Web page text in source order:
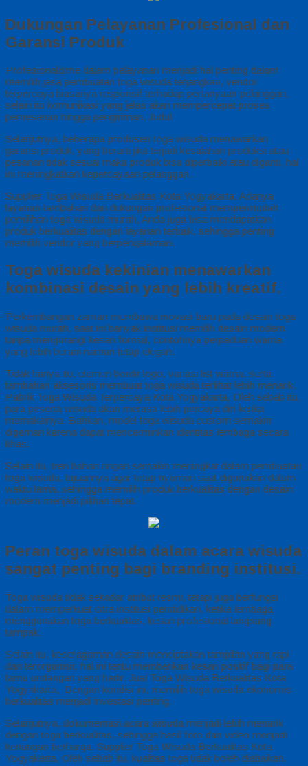
Dukungan Pelayanan Profesional dan
Garansi Produk
Profesionalisme dalam pelayanan menjadi hal penting dalam
memilih jasa pembuatan toga wisuda terjangkau, vendor
terpercaya biasanya responsif terhadap pertanyaan pelanggan,
selain itu komunikasi yang jelas akan mempercepat proses
pemesanan hingga pengiriman. Judul
Selanjutnya, beberapa produsen toga wisuda menawarkan
garansi produk, yang berarti jika terjadi kesalahan produksi atau
pesanan tidak sesuai maka produk bisa diperbaiki atau diganti, hal
ini meningkatkan kepercayaan pelanggan.
Supplier Toga Wisuda Berkualitas Kota Yogyakarta, Adanya
layanan tambahan dan dukungan profesional mempermudah
pemilihan toga wisuda murah, Anda juga bisa mendapatkan
produk berkualitas dengan layanan terbaik, sehingga penting
memilih vendor yang berpengalaman.
Toga wisuda kekinian menawarkan
kombinasi desain yang lebih kreatif.
Perkembangan zaman membawa inovasi baru pada desain toga
wisuda murah, saat ini banyak institusi memilih desain modern
tanpa mengurangi kesan formal, contohnya perpaduan warna
yang lebih berani namun tetap elegan.
Tidak hanya itu, elemen bordir logo, variasi list warna, serta
tambahan aksesoris membuat toga wisuda terlihat lebih menarik.
Pabrik Toga Wisuda Terpercaya Kota Yogyakarta, Oleh sebab itu,
para peserta wisuda akan merasa lebih percaya diri ketika
memakainya. Bahkan, model toga wisuda custom semakin
digemari karena dapat mencerminkan identitas lembaga secara
khas.
Selain itu, tren bahan ringan semakin meningkat dalam pembuatan
toga wisuda, tujuannya agar tetap nyaman saat digunakan dalam
waktu lama, sehingga memilih produk berkualitas dengan desain
modern menjadi pilihan tepat.
Peran toga wisuda dalam acara wisuda
sangat penting bagi branding institusi.
Toga wisuda tidak sekadar atribut resmi, tetapi juga berfungsi
dalam memperkuat citra institusi pendidikan, ketika lembaga
menggunakan toga berkualitas, kesan profesional langsung
tampak.
Selain itu, keseragaman desain menciptakan tampilan yang rapi
dan terorganisir, hal ini tentu memberikan kesan positif bagi para
tamu undangan yang hadir. Jual Toga Wisuda Berkualitas Kota
Yogyakarta, Dengan kondisi ini, memilih toga wisuda ekonomis
berkualitas menjadi investasi penting.
Selanjutnya, dokumentasi acara wisuda menjadi lebih menarik
dengan toga berkualitas, sehingga hasil foto dan video menjadi
kenangan berharga. Supplier Toga Wisuda Berkualitas Kota
Yogyakarta, Oleh sebab itu, kualitas toga tidak boleh diabaikan.